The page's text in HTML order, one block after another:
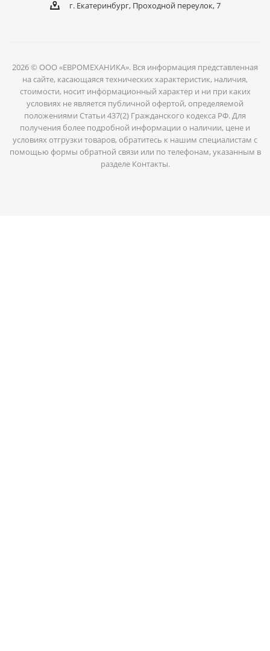
г. Екатеринбург, Проходной переулок, 7
2026 © ООО «ЕВРОМЕХАНИКА». Вся информация представленная
на сайте, касающаяся технических характеристик, наличия,
стоимости, носит информационный характер и ни при каких
условиях не является публичной офертой, определяемой
положениями Статьи 437(2) Гражданского кодекса РФ. Для
получения более подробной информации о наличии, цене и
условиях отгрузки товаров, обратитесь к нашим специалистам с
помощью формы обратной связи или по телефонам, указанным в
разделе Контакты.